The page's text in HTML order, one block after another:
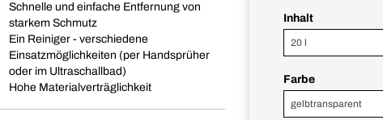
Schnelle und einfache Entfernung von
starkem Schmutz
Ein Reiniger - verschiedene
Einsatzmöglichkeiten (per Handsprüher
oder im Ultraschallbad)
Hohe Materialverträglichkeit
Inhalt
20 l
Farbe
gelbtransparent